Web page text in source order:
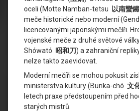
oceli (Motte Namban-tetsu
以南蠻鐵
meče historické nebo moderní
licencovanými japonskými mečíři.
vojenské meče z druhé světové
Shówató 昭和刀) a zahraniční
nelze takto zaevidovat.
Moderní mečíři se mohou pokusit
ministerstva kultury (Bunka-chó 文
letech praxe předstoupením před
starých mistrů.